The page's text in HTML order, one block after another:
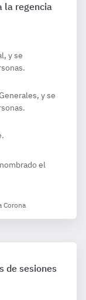
la regencia
y se
y se
el
Corona
de sesiones